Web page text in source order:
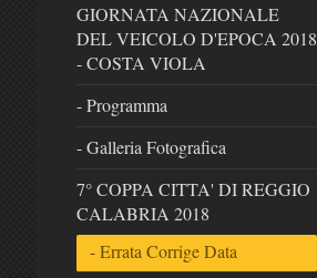
GIORNATA NAZIONALE
DEL VEICOLO D'EPOCA 2018
- COSTA VIOLA
- Programma
- Galleria Fotografica
7° COPPA CITTA' DI REGGIO
CALABRIA 2018
- Errata Corrige Data